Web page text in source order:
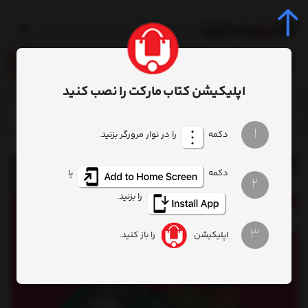
اپلیکیشن کتاب مارکت را نصب کنید
1 دکمه را در نوار مرورگر بزنید.
2
دکمه
یا
را بزنید.
3 اپلیکیشن را باز کنید.